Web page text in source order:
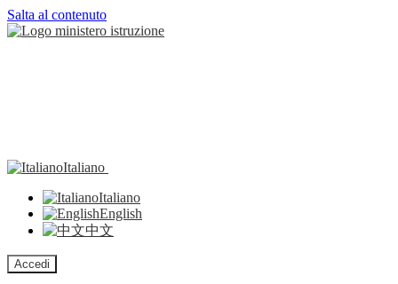
Salta al contenuto
Italiano
Italiano
English
中文
Accedi